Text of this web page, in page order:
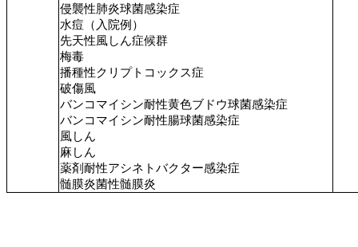
侵襲性肺炎球菌感染症
水痘（入院例）
先天性風しん症候群
梅毒
播種性クリプトコックス症
破傷風
バンコマイシン耐性黄色ブドウ球菌感染症
バンコマイシン耐性腸球菌感染症
風しん
麻しん
薬剤耐性アシネトバクター感染症
髄膜炎菌性髄膜炎